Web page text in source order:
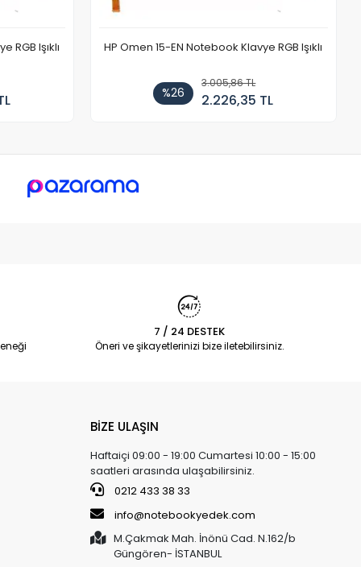
RGB Işıklı HP Omen 15-EN Notebook Klavye RGB Işıklı
%26
3.005,86 TL
2.226,35 TL
7 / 24 DESTEK
Öneri ve şikayetlerinizi bize iletebilirsiniz.
BİZE ULAŞIN
Haftaiçi 09:00 - 19:00 Cumartesi 10:00 - 15:00
saatleri arasında ulaşabilirsiniz.
0212 433 38 33
info@notebookyedek.com
M.Çakmak Mah. İnönü Cad. N.162/b
Güngören- İSTANBUL